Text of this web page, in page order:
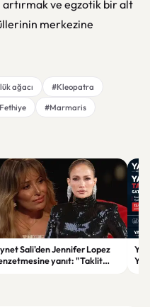
artırmak ve egzotik bir alt
merkezine
ağacı
#Kleopatra
#Marmaris
Sali'den Jennifer Lopez
yanıt: "Taklit